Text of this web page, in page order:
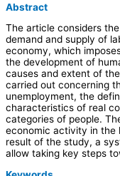
Abstract
The article considers
demand and supply of
economy, which
the development of
causes and extent of
carried out concerning
unemployment, the
characteristics of real
categories of people.
economic activity in the
result of the study, a
allow taking key steps